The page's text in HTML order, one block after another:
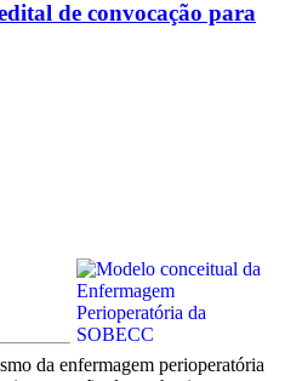
de convocação para
da enfermagem perioperatória